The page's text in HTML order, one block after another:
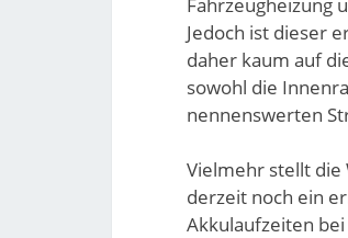
Jedoch ist dieser
daher kaum auf
sowohl die
nennenswerten
Vielmehr stellt die
derzeit noch ein
Akkulaufzeiten